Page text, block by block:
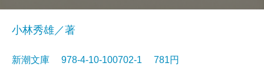
小林秀雄／著
新潮文庫 978-4-10-100702-1 781円